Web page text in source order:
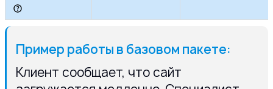
Пример работы в базовом пакете:
Клиент сообщает, что сайт